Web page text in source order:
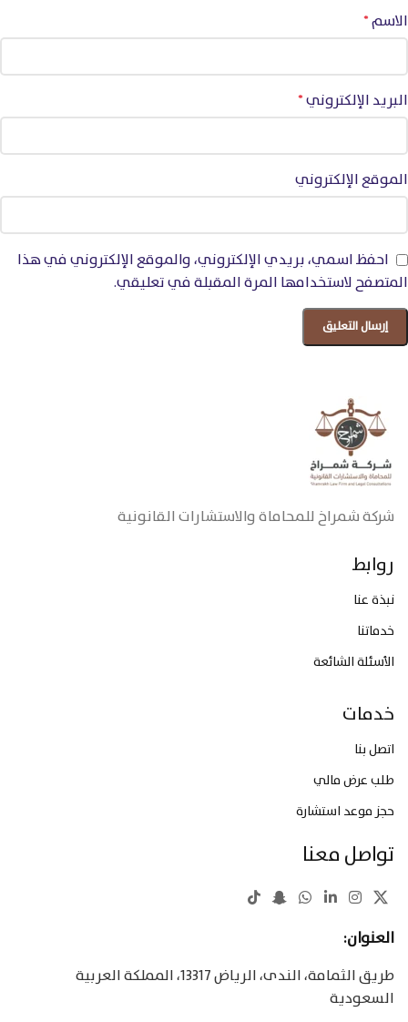
الاسم*
البريد الإلكتروني*
الموقع الإلكتروني
احفظ اسمي، بريدي الإلكتروني، والموقع الإلكتروني في هذا
المتصفح لاستخدامها المرة المقبلة في تعليقي.
شركة شمراخ للمحاماة والاستشارات القانونية
روابط
نبذة عنا
خدماتنا
الأسئلة الشائعة
خدمات
اتصل بنا
طلب عرض مالي
حجز موعد استشارة
تواصل معنا
العنوان:
طريق الثمامة، الندى، الرياض 13317، المملكة العربية
السعودية